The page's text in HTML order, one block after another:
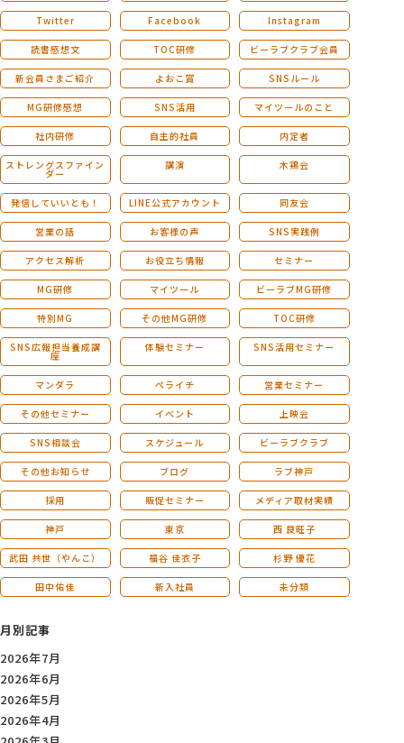
Twitter Facebook Instagram
読書感想文 TOC研修 ビーラブクラブ会員
新会員さまご紹介 よおこ賞 SNSルール
MG研修感想 SNS活用 マイツールのこと
社内研修 自主的社員 内定者
ストレングスファイン
ダー
講演 木鶏会
発信していいとも！ LINE公式アカウント 同友会
営業の話 お客様の声 SNS実践例
アクセス解析 お役立ち情報 セミナー
MG研修 マイツール ビーラブMG研修
特別MG その他MG研修 TOC研修
SNS広報担当養成講
座
体験セミナー SNS活用セミナー
マンダラ ペライチ 営業セミナー
その他セミナー イベント 上映会
SNS相談会 スケジュール ビーラブクラブ
その他お知らせ ブログ ラブ神戸
採用 販促セミナー メディア取材実績
神戸 東京 西 良旺子
武田 共世（やんこ） 福谷 佳衣子 杉野 優花
田中佑佳 新入社員 未分類
月別記事
2026年7月
2026年6月
2026年5月
2026年4月